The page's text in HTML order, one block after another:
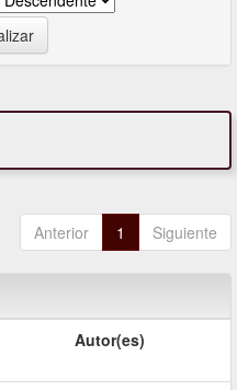
Anterior 1 Siguiente
Autor(es)